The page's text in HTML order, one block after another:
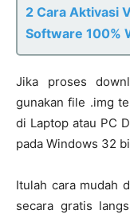
2 Cara Aktivasi
Software 100%
Jika proses
gunakan file .img
di Laptop atau PC
pada Windows 32
Itulah cara mudah
secara gratis